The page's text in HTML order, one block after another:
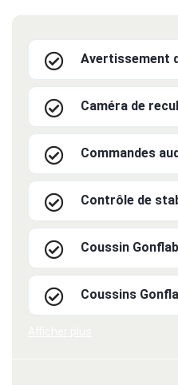
Avertissement
Caméra de recul
Commandes
Contrôle de
Coussin
Coussins